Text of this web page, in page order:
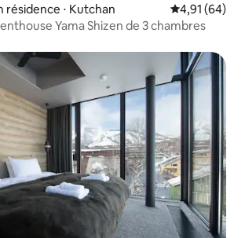
⋅ Kutchan Évaluation
4,91 (64)
Yama Shizen de 3 chambres